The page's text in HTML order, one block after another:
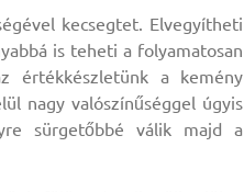
kecsegtet. Elvegyítheti
is teheti a folyamatosan
értékkészletünk a kemény
nagy valószínűséggel úgyis
sürgetőbbé válik majd a